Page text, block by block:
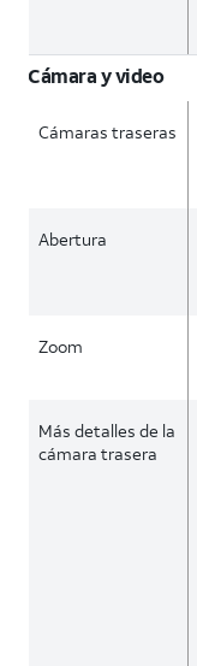
Cámara y video
Cámaras traseras
Abertura
Zoom
Más detalles de la
cámara trasera